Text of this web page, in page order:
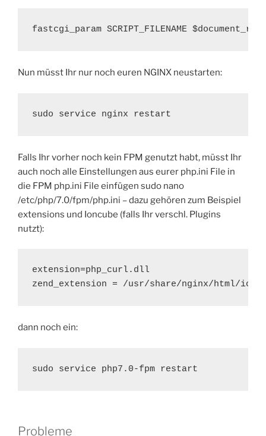
fastcgi_param SCRIPT_FILENAME
Nun müsst Ihr nur noch euren NGINX neustarten:
sudo service nginx restart
Falls Ihr vorher noch kein FPM genutzt habt, müsst Ihr
auch noch alle Einstellungen aus eurer php.ini File in
die FPM php.ini File einfügen sudo nano
/etc/php/7.0/fpm/php.ini – dazu gehören zum Beispiel
extensions und Ioncube (falls Ihr verschl. Plugins
nutzt):
extension=php_curl.dll
zend_extension = /usr/share/nginx/html/
dann noch ein:
sudo service php7.0-fpm restart
Probleme